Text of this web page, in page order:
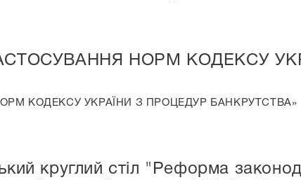
НОРМ КОДЕКСУ
КОДЕКСУ УКРАЇНИ З ПРОЦЕДУР БАНКРУТСТВА»
круглий стіл "Реформа